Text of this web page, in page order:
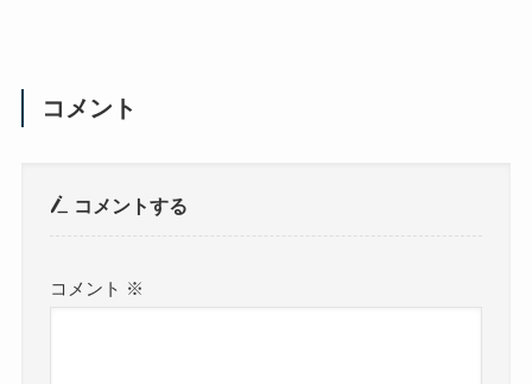
コメント
コメントする
コメント ※